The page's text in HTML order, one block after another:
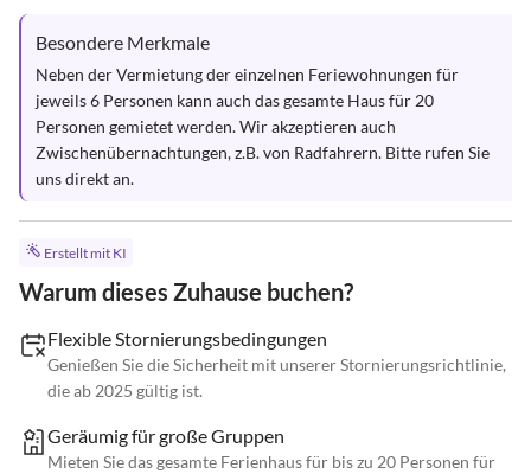
Besondere Merkmale
Neben der Vermietung der einzelnen Feriewohnungen für
jeweils 6 Personen kann auch das gesamte Haus für 20
Personen gemietet werden. Wir akzeptieren auch
Zwischenübernachtungen, z.B. von Radfahrern. Bitte rufen Sie
uns direkt an.
Erstellt mit KI
Warum dieses Zuhause buchen?
Flexible Stornierungsbedingungen
Genießen Sie die Sicherheit mit unserer Stornierungsrichtlinie,
die ab 2025 gültig ist.
Geräumig für große Gruppen
Mieten Sie das gesamte Ferienhaus für bis zu 20 Personen für